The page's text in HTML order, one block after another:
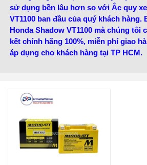
sử dụng bền lâu hơn so với Ắc quy
VT1100 ban đầu của quý khách hàng.
Honda Shadow VT1100 mà chúng tôi
kết chính hãng 100%, miễn phí giao
áp dụng cho khách hàng tại TP HCM.
Điện thế (V):
Dung lượng (Ah):
Ah
Công nghệ:AGM